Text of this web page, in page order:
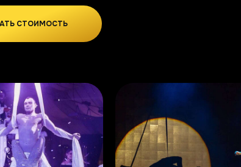
СТОИМОСТЬ